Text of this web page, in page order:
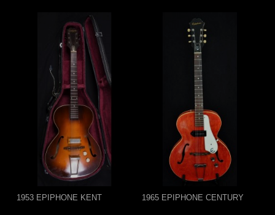
1953 EPIPHONE KENT 1965 EPIPHONE CENTURY